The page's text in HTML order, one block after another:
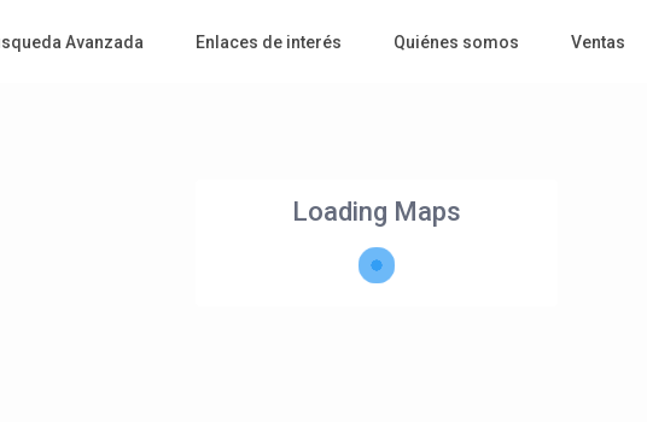
Avanzada Enlaces de interés Quiénes somos Ventas
Loading Maps